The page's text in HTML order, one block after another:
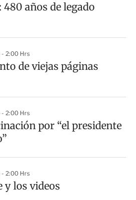
años de legado
- 2:00 Hrs
de viejas páginas
- 2:00 Hrs
por “el presidente
- 2:00 Hrs
y los videos